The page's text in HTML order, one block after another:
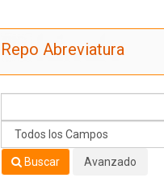
Repo Abreviatura
Buscar Avanzado